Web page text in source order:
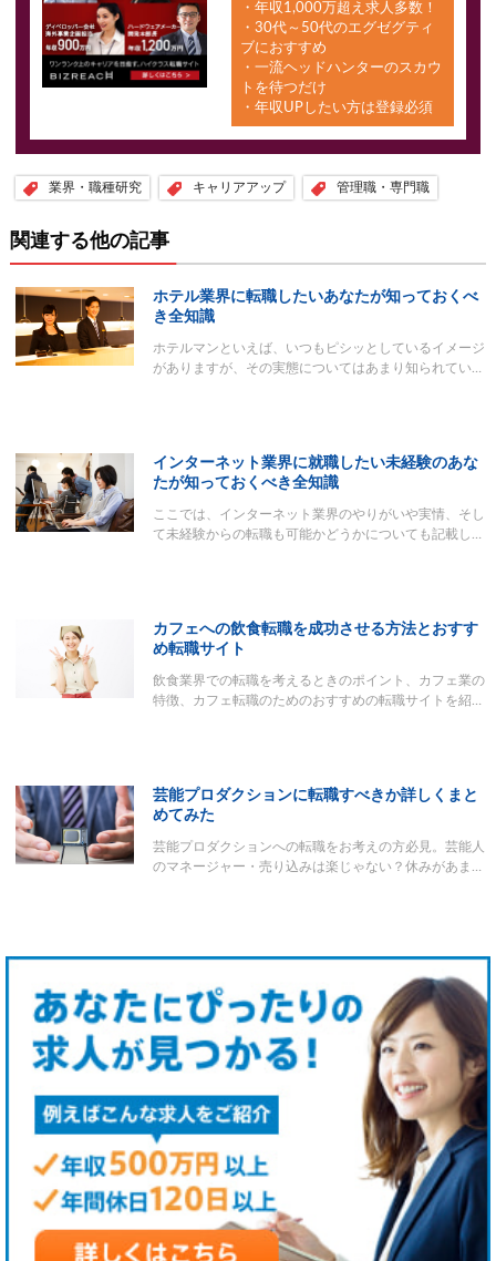
・年収1,000万超え求人多数！
・30代～50代のエグゼグティ
ブにおすすめ
・一流ヘッドハンターのスカウ
トを待つだけ
・年収UPしたい方は登録必須
業界・職種研究 キャリアアップ 管理職・専門職
関連する他の記事
ホテル業界に転職したいあなたが知っておくべ
き全知識
ホテルマンといえば、いつもピシッとしているイメージ
がありますが、その実態についてはあまり知られてい…
インターネット業界に就職したい未経験のあな
たが知っておくべき全知識
ここでは、インターネット業界のやりがいや実情、そし
て未経験からの転職も可能かどうかについても記載し…
カフェへの飲食転職を成功させる方法とおすす
め転職サイト
飲食業界での転職を考えるときのポイント、カフェ業の
特徴、カフェ転職のためのおすすめの転職サイトを紹…
芸能プロダクションに転職すべきか詳しくまと
めてみた
芸能プロダクションへの転職をお考えの方必見。芸能人
のマネージャー・売り込みは楽じゃない？休みがあま…